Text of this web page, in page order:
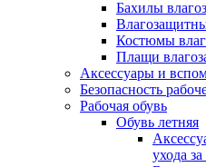
Бахилы
Костюмы
Плащи
Аксессуары и
Безопасность
Рабочая обувь
Обувь летняя
ухода